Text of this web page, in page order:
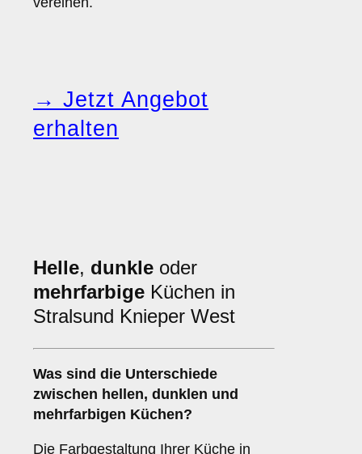
→ Jetzt Angebot
erhalten
Helle, dunkle oder
mehrfarbige Küchen in
Stralsund Knieper West
Was sind die Unterschiede
zwischen hellen, dunklen und
mehrfarbigen Küchen?
Die Farbgestaltung Ihrer Küche in